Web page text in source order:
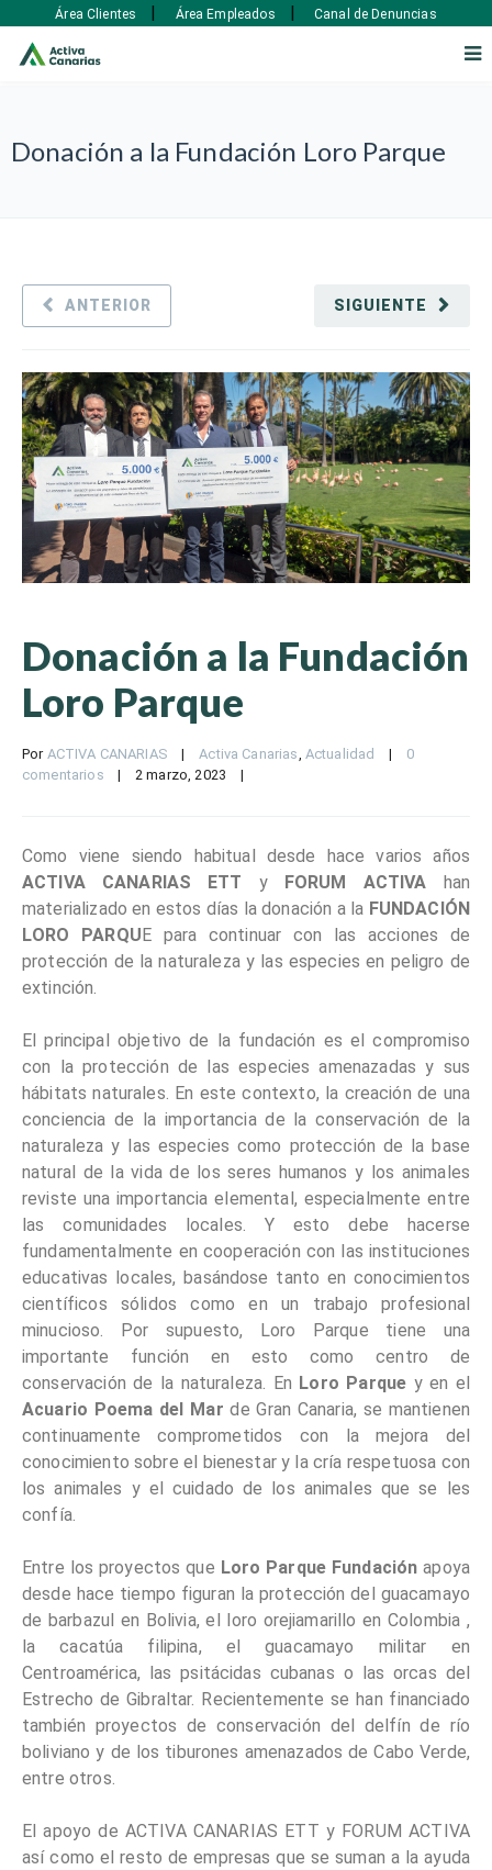
Donación a la Fundación Loro Parque
SIGUIENTE
ANTERIOR
Donación a la Fundación
Loro Parque
Por ACTIVA CANARIAS | Activa Canarias, Actualidad |
0
comentarios
| 2 marzo, 2023 |
Como viene siendo habitual desde hace varios años
ACTIVA CANARIAS ETT y FORUM ACTIVA han
materializado en estos días la donación a la FUNDACIÓN
LORO PARQUE para continuar con las acciones de
protección de la naturaleza y las especies en peligro de
extinción.
El principal objetivo de la fundación es el compromiso
con la protección de las especies amenazadas y sus
hábitats naturales. En este contexto, la creación de una
conciencia de la importancia de la conservación de la
naturaleza y las especies como protección de la base
natural de la vida de los seres humanos y los animales
reviste una importancia elemental, especialmente entre
las comunidades locales. Y esto debe hacerse
fundamentalmente en cooperación con las instituciones
educativas locales, basándose tanto en conocimientos
científicos sólidos como en un trabajo profesional
minucioso. Por supuesto, Loro Parque tiene una
importante función en esto como centro de
conservación de la naturaleza. En Loro Parque y en el
Acuario Poema del Mar de Gran Canaria, se mantienen
continuamente comprometidos con la mejora del
conocimiento sobre el bienestar y la cría respetuosa con
los animales y el cuidado de los animales que se les
confía.
Entre los proyectos que Loro Parque Fundación apoya
desde hace tiempo figuran la protección del guacamayo
de barbazul en Bolivia, el loro orejiamarillo en Colombia ,
la cacatúa filipina, el guacamayo militar en
Centroamérica, las psitácidas cubanas o las orcas del
Estrecho de Gibraltar. Recientemente se han financiado
también proyectos de conservación del delfín de río
boliviano y de los tiburones amenazados de Cabo Verde,
entre otros.
El apoyo de ACTIVA CANARIAS ETT y FORUM ACTIVA
así como el resto de empresas que se suman a la ayuda
Área Clientes | Área Empleados | Canal de Denuncias